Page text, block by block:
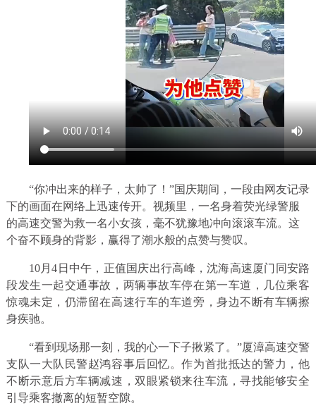
“你冲出来的样子，太帅了！”国庆期间，一段由网友记录
下的画面在网络上迅速传开。视频里，一名身着荧光绿警服
的高速交警为救一名小女孩，毫不犹豫地冲向滚滚车流。这
个奋不顾身的背影，赢得了潮水般的点赞与赞叹。
10月4日中午，正值国庆出行高峰，沈海高速厦门同安路
段发生一起交通事故，两辆事故车停在第一车道，几位乘客
惊魂未定，仍滞留在高速行车的车道旁，身边不断有车辆擦
身疾驰。
“看到现场那一刻，我的心一下子揪紧了。”厦漳高速交警
支队一大队民警赵鸿容事后回忆。作为首批抵达的警力，他
不断示意后方车辆减速，双眼紧锁来往车流，寻找能够安全
引导乘客撤离的短暂空隙。